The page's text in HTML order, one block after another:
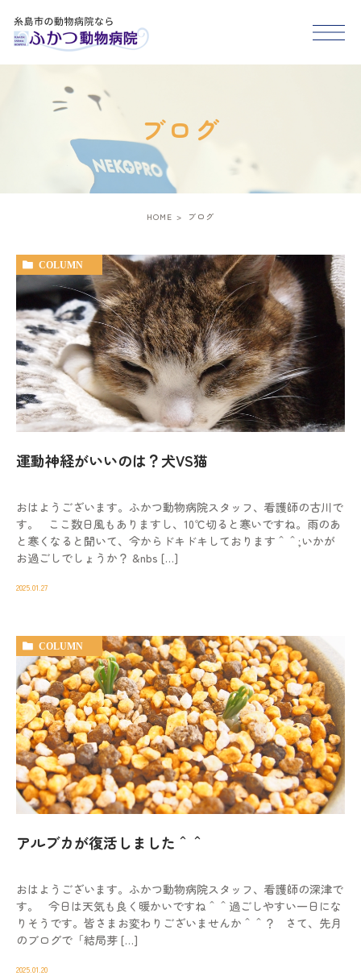
HOME
医院紹介
スタッフ紹介
アクセス
糸島市･福岡市西区で
動物病院をお探しの際は
お気軽にお問い合わせ
ください。
9:00-12:00/15:00-19:00｜木曜休診
092-321-2565
ブログ
HOME ブログ
COLUMN
運動神経がいいのは？犬VS猫
おはようございます。ふかつ動物病院スタッフ、看護師の古川で
す。 ここ数日風もありますし、10℃切ると寒いですね。雨のあ
と寒くなると聞いて、今からドキドキしております＾＾;いかが
お過ごしでしょうか？ &nbs […]
2025.01.27
COLUMN
アルブカが復活しました＾＾
おはようございます。ふかつ動物病院スタッフ、看護師の深津で
す。 今日は天気も良く暖かいですね＾＾過ごしやすい一日にな
りそうです。皆さまお変わりございませんか＾＾？ さて、先月
のブログで「結局芽 […]
2025.01.20